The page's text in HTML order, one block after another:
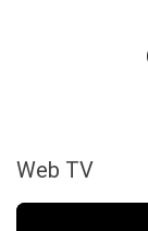
Web TV